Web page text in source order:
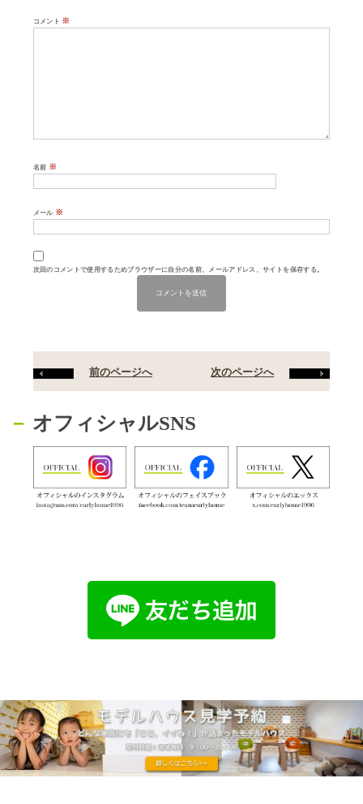
コメント ※
名前 ※
メール ※
次回のコメントで使用するためブラウザーに自分の名前、メールアドレス、サイトを保存する。
次のページへ
前のページへ
オフィシャルSNS